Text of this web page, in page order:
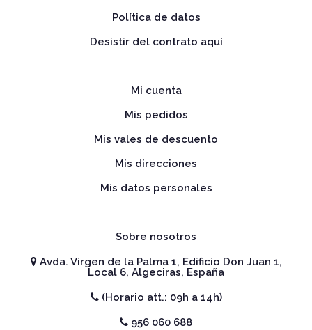
Política de datos
Desistir del contrato aquí
Mi cuenta
Mis pedidos
Mis vales de descuento
Mis direcciones
Mis datos personales
Sobre nosotros
Avda. Virgen de la Palma 1, Edificio Don Juan 1,
Local 6, Algeciras, España
(Horario att.: 09h a 14h)
956 060 688